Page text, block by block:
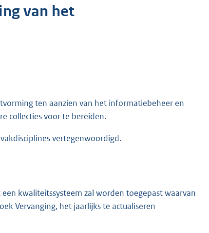
van het
ten aanzien van het informatiebeheer en
collecties voor te bereiden.
vertegenwoordigd.
kwaliteitssysteem zal worden toegepast waarvan
Vervanging, het jaarlijks te actualiseren